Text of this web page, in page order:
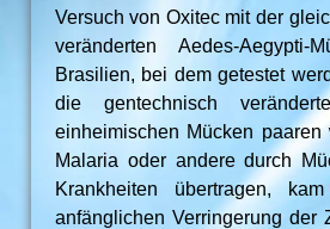
Versuch von Oxitec mit der
veränderten Aedes-
Brasilien, bei dem getestet
die gentechnisch
einheimischen Mücken
Malaria oder andere durch
Krankheiten übertragen,
anfänglichen Verringerung der